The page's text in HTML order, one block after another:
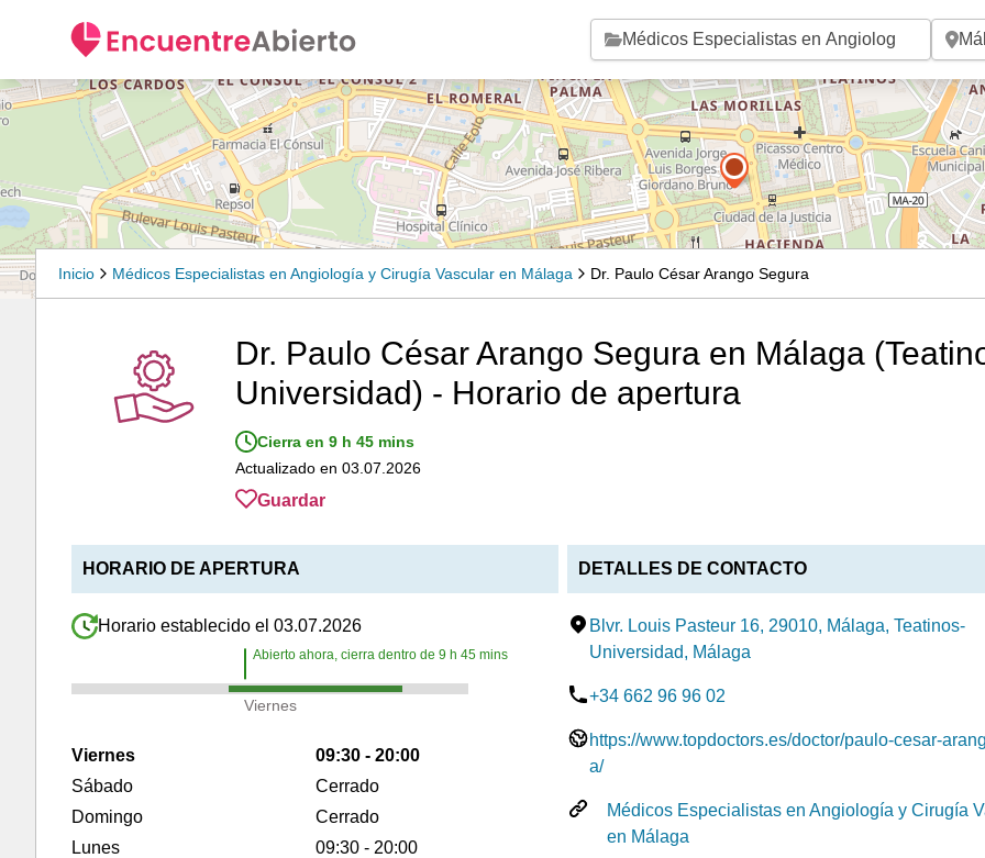
Inicio Médicos Especialistas en Angiología y Cirugía Vascular en Málaga Dr. Paulo César Arango Segura
Dr. Paulo César Arango Segura en Málaga
Universidad) - Horario de apertura
Cierra en 9 h 45 mins
Actualizado en 03.07.2026
Guardar
HORARIO DE APERTURA
Horario establecido el 03.07.2026
Abierto ahora, cierra dentro de 9 h 45mins
Viernes
Viernes
09:30 - 20:00
Sábado
Cerrado
Domingo
Cerrado
Lunes
09:30 - 20:00
DETALLES DE CONTACTO
Blvr. Louis Pasteur 16, 29010, Málaga, Teatinos-
Universidad, Málaga
+34 662 96 96 02
https://www.topdoctors.es/doctor/paulo-cesar-
a/
Médicos Especialistas en Angiología y Cirugía
en Málaga